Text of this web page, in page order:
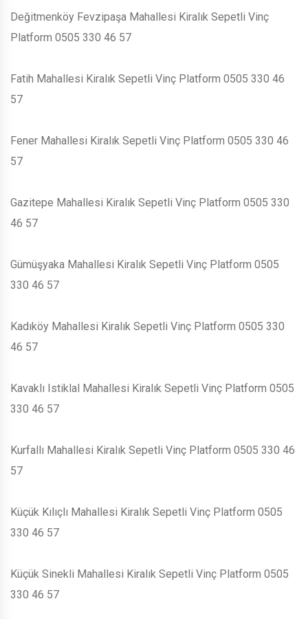
Değitmenköy Fevzipaşa Mahallesi Kiralık Sepetli Vinç
Platform 0505 330 46 57
Fatih Mahallesi Kiralık Sepetli Vinç Platform 0505 330 46
57
Fener Mahallesi Kiralık Sepetli Vinç Platform 0505 330 46
57
Gazitepe Mahallesi Kiralık Sepetli Vinç Platform 0505 330
46 57
Gümüşyaka Mahallesi Kiralık Sepetli Vinç Platform 0505
330 46 57
Kadıköy Mahallesi Kiralık Sepetli Vinç Platform 0505 330
46 57
Kavaklı Istiklal Mahallesi Kiralık Sepetli Vinç Platform 0505
330 46 57
Kurfallı Mahallesi Kiralık Sepetli Vinç Platform 0505 330 46
57
Küçük Kılıçlı Mahallesi Kiralık Sepetli Vinç Platform 0505
330 46 57
Küçük Sinekli Mahallesi Kiralık Sepetli Vinç Platform 0505
330 46 57